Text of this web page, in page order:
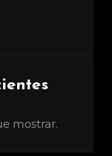
mostrar.